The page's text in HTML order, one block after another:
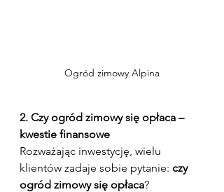
Ogród zimowy Alpina
2. Czy ogród zimowy się opłaca –
kwestie finansowe
Rozważając inwestycję, wielu
klientów zadaje sobie pytanie: czy
ogród zimowy się opłaca?